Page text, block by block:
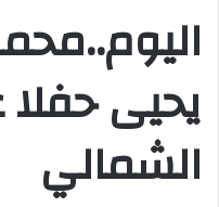
يحيى حفلا
الشمالي